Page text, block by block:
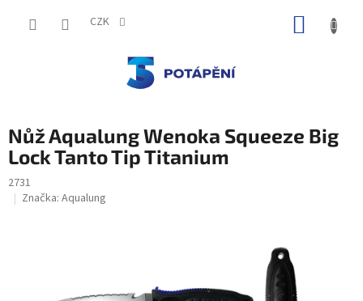
CZK
Nůž Aqualung Wenoka Squeeze Big
Lock Tanto Tip Titanium
2731
Značka: Aqualung